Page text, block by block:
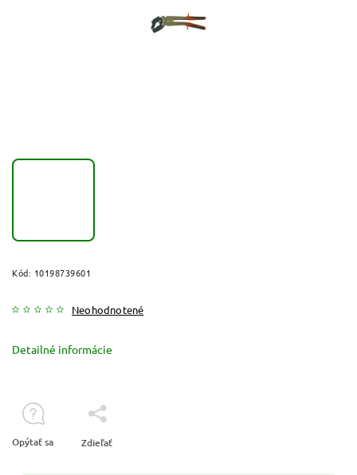
Kód: 10198739601
Neohodnotené
Detailné informácie
Opýtať sa Zdieľať